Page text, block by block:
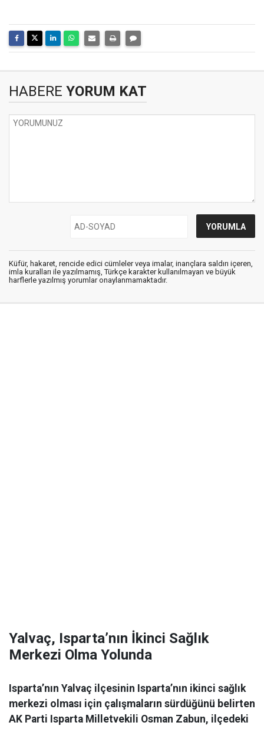
HABERE YORUM KAT
Küfür, hakaret, rencide edici cümleler veya imalar, inançlara saldırı içeren,
imla kuralları ile yazılmamış, Türkçe karakter kullanılmayan ve büyük
harflerle yazılmış yorumlar onaylanmamaktadır.
Yalvaç, Isparta’nın İkinci Sağlık
Merkezi Olma Yolunda
Isparta’nın Yalvaç ilçesinin Isparta’nın ikinci sağlık
merkezi olması için çalışmaların sürdüğünü belirten
AK Parti Isparta Milletvekili Osman Zabun, ilçedeki